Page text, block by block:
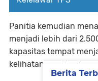
Panitia kemudian
menjadi lebih dari
kapasitas tempat
kelihatan masih ada
Berita